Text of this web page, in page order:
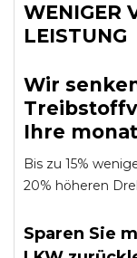
WENIGER
LEISTUNG
Wir
Ihre
Bis zu 15%
20% höheren
Sparen Sie